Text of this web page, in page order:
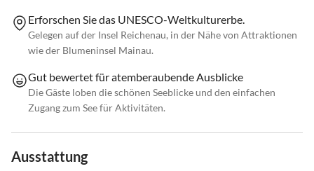
Erforschen Sie das UNESCO-Weltkulturerbe.
Gelegen auf der Insel Reichenau, in der Nähe von Attraktionen
wie der Blumeninsel Mainau.
Gut bewertet für atemberaubende Ausblicke
Die Gäste loben die schönen Seeblicke und den einfachen
Zugang zum See für Aktivitäten.
Ausstattung